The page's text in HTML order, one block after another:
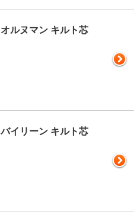
オルヌマン キルト芯
バイリーン キルト芯